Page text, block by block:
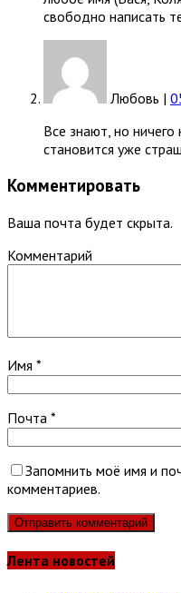
свободно написать
Любовь |
Все знают, но
становится уже
Комментировать
Ваша почта будет скрыта.
Комментарий
Имя *
Почта *
Запомнить моё имя и
комментариев.
Лента новостей